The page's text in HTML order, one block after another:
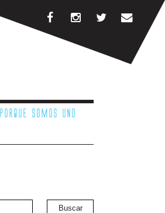
porque somos uno
Buscar